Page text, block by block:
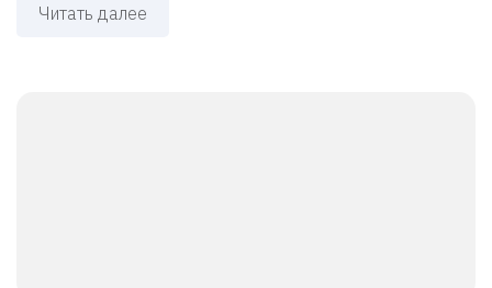
Читать далее